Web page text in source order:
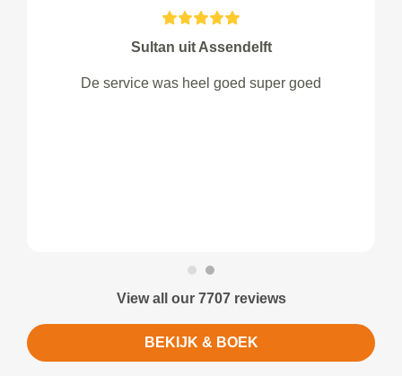
Sultan uit Assendelft
De service was heel goed super goed
View all our 7707 reviews
BEKIJK & BOEK